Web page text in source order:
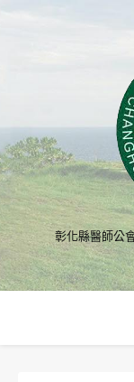
彰化縣醫師公